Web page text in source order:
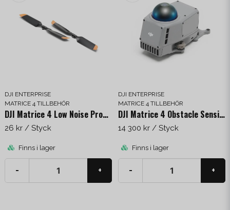
DJI ENTERPRISE
MATRICE 4 TILLBEHÖR
DJI Matrice 4 Low Noise Propellers
26 kr / Styck
Finns i lager
- +
DJI ENTERPRISE
MATRICE 4 TILLBEHÖR
DJI Matrice 4 Obstacle Sensing Module
14 300 kr / Styck
Finns i lager
- +